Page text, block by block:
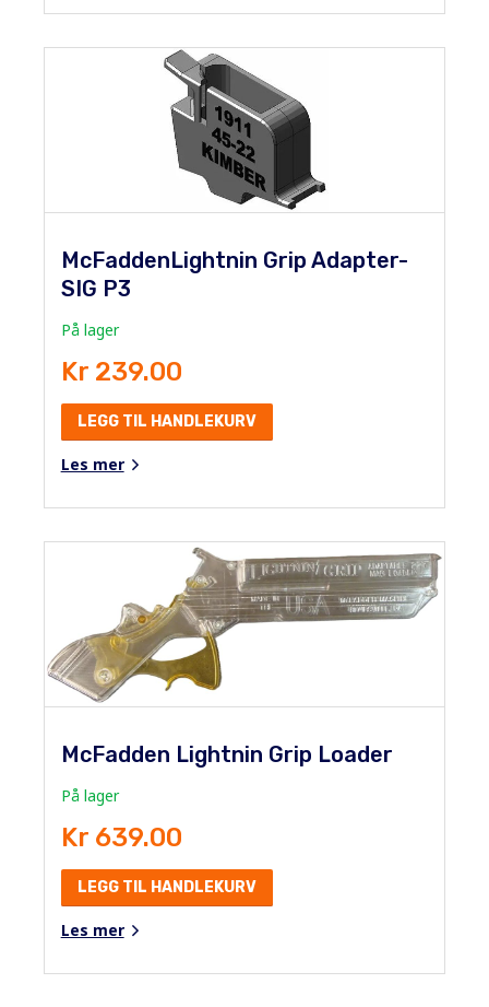
McFaddenLightnin Grip Adapter-
SIG P3
På lager
Kr 239.00
LEGG TIL HANDLEKURV
Les mer
McFadden Lightnin Grip Loader
På lager
Kr 639.00
LEGG TIL HANDLEKURV
Les mer